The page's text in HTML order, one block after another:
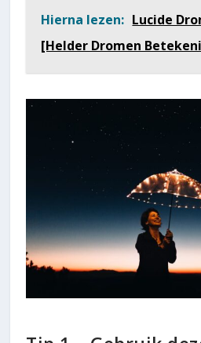
Hierna lezen: Lucide
[Helder Dromen